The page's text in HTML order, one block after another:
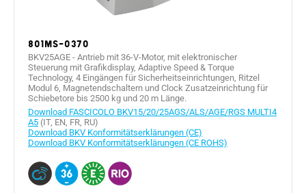
801MS-0370
BKV25AGE - Antrieb mit 36-V-Motor, mit elektronischer
Steuerung mit Grafikdisplay, Adaptive Speed & Torque
Technology, 4 Eingängen für Sicherheitseinrichtungen, Ritzel
Modul 6, Magnetendschaltern und Clock Zusatzeinrichtung für
Schiebetore bis 2500 kg und 20 m Länge.
Download FASCICOLO BKV15/20/25AGS/ALS/AGE/RGS MULTI4
A5 (IT, EN, FR, RU)
Download BKV Konformitätserklärungen (CE)
Download BKV Konformitätserklärungen (CE ROHS)